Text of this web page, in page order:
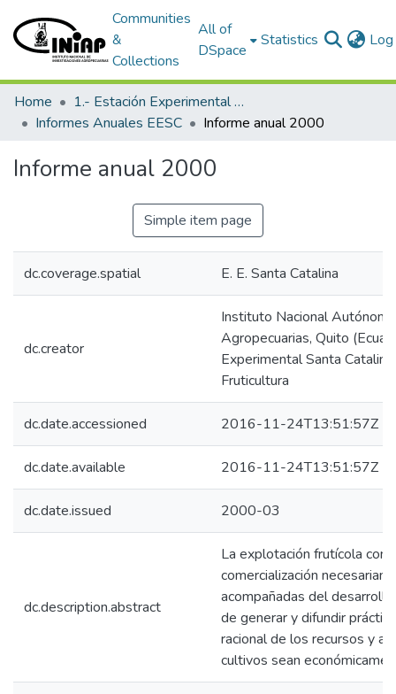
Communities
&
Collections
All of
DSpace
Statistics
Home
1.- Estación Experimental Santa Catalina
Informes Anuales EESC
Informe anual 2000
Informe anual 2000
Simple item page
dc.coverage.spatial E. E. Santa Catalina
dc.creator
Instituto Nacional
Agropecuarias, Quito
Experimental Santa
Fruticultura
dc.date.accessioned 2016-11-24T13:51:57Z
dc.date.available 2016-11-24T13:51:57Z
dc.date.issued 2000-03
dc.description.abstract
La explotación frutícola con
comercialización
acompañadas del
de generar y difundir
racional de los recursos y a
cultivos sean